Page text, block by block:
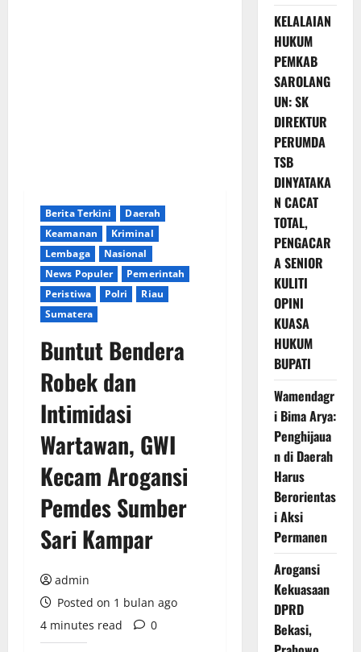
Berita Terkini
Daerah
Keamanan
Kriminal
Lembaga
Nasional
News Populer
Pemerintah
Peristiwa
Polri
Riau
Sumatera
Buntut Bendera
Robek dan
Intimidasi
Wartawan, GWI
Kecam Arogansi
Pemdes Sumber
Sari Kampar
admin
Posted on 1 bulan ago
4 minutes read
0
KELALAIAN
HUKUM
PEMKAB
SAROLANG
UN: SK
DIREKTUR
PERUMDA
TSB
DINYATAKA
N CACAT
TOTAL,
PENGACAR
A SENIOR
KULITI
OPINI
KUASA
HUKUM
BUPATI
Wamendagr
i Bima Arya:
Penghijaua
n di Daerah
Harus
Berorientas
i Aksi
Permanen
Arogansi
Kekuasaan
DPRD
Bekasi,